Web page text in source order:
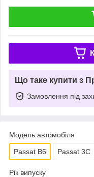
Що таке купити з
Замовлення під
Модель автомобіля
Passat B6 Passat 3C
Рік випуску